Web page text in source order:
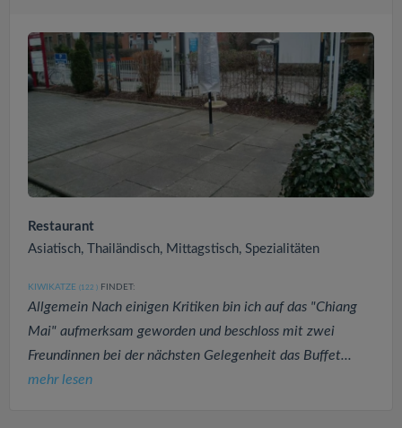
Restaurant
Asiatisch, Thailändisch, Mittagstisch, Spezialitäten
KIWIKATZE (122 ) FINDET:
Allgemein Nach einigen Kritiken bin ich auf das "Chiang
Mai" aufmerksam geworden und beschloss mit zwei
Freundinnen bei der nächsten Gelegenheit das Buffet...
mehr lesen